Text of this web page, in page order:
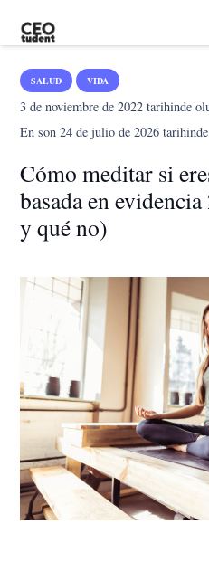
SALUD VIDA
3 de noviembre de 2022 tarihinde
En son24 de julio de 2026
Cómo meditar si
basada en
y qué no)